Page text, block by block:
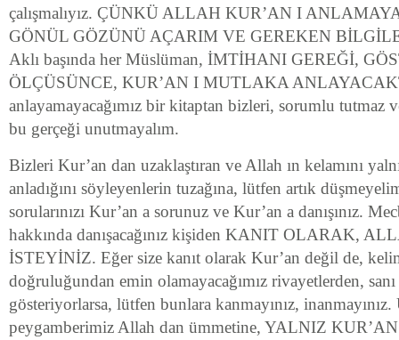
çalışmalıyız. ÇÜNKÜ ALLAH KUR’AN I
GÖNÜL GÖZÜNÜ AÇARIM VE GEREKEN
Aklı başında her Müslüman, İMTİHANI GEREĞİ,
ÖLÇÜSÜNCE, KUR’AN I MUTLAKA
anlayamayacağımız bir kitaptan bizleri, sorumlu tutmaz
bu gerçeği unutmayalım.
Bizleri Kur’an dan uzaklaştıran ve Allah ın kelamını
anladığını söyleyenlerin tuzağına, lütfen artık
sorularınızı Kur’an a sorunuz ve Kur’an a danışınız.
hakkında danışacağınız kişiden KANIT OLARAK,
İSTEYİNİZ. Eğer size kanıt olarak Kur’an değil de,
doğruluğundan emin olamayacağımız rivayetlerden,
gösteriyorlarsa, lütfen bunlara kanmayınız,
peygamberimiz Allah dan ümmetine, YALNIZ